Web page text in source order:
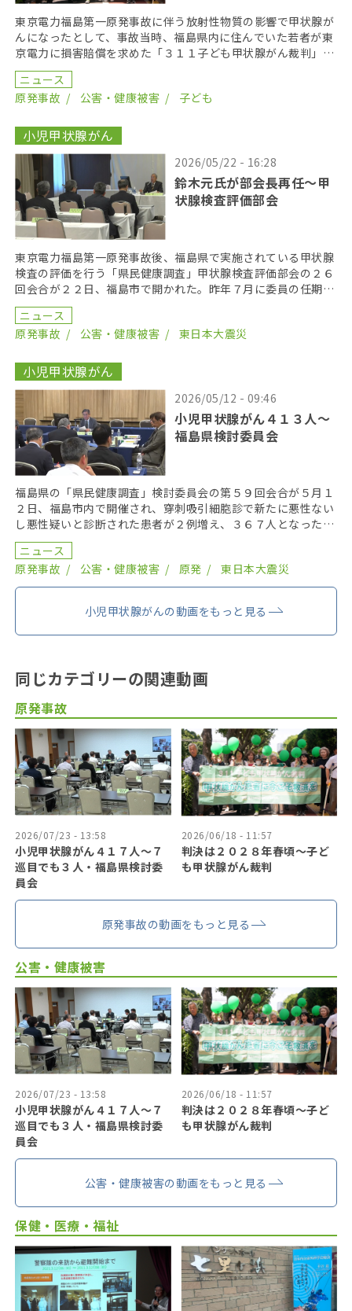
東京電力福島第一原発事故に伴う放射性物質の影響で甲状腺が
んになったとして、事故当時、福島県内に住んでいた若者が東
京電力に損害賠償を求めた「３１１子ども甲状腺がん裁判」の
第１８回口頭弁論が２０２６年６月１７日に開かれた。裁 […]
ニュース
原発事故
公害・健康被害 子ども
小児甲状腺がん
2026/05/22 - 16:28
鈴木元氏が部会長再任〜甲
状腺検査評価部会
東京電力福島第一原発事故後、福島県で実施されている甲状腺
検査の評価を行う「県民健康調査」甲状腺検査評価部会の２６
回会合が２２日、福島市で開かれた。昨年７月に委員の任期を
終え、委員が改選されてから初の開催となり、鈴木元保内 […]
ニュース
原発事故
公害・健康被害 東日本大震災
小児甲状腺がん
2026/05/12 - 09:46
小児甲状腺がん４１３人〜
福島県検討委員会
福島県の「県民健康調査」検討委員会の第５９回会合が５月１
２日、福島市内で開催され、穿刺吸引細胞診で新たに悪性ない
し悪性疑いと診断された患者が２例増え、３６７人となった。
２０１９年までにがん登録で把握された集計外の患者４７ […]
ニュース
原発事故
公害・健康被害 原発 東日本大震災
小児甲状腺がんの動画をもっと見る
同じカテゴリーの関連動画
原発事故
2026/07/23 - 13:58
小児甲状腺がん４１７人〜７
巡目でも３人・福島県検討委
員会
2026/06/18 - 11:57
判決は２０２８年春頃〜子ど
も甲状腺がん裁判
原発事故の動画をもっと見る
公害・健康被害
2026/07/23 - 13:58
小児甲状腺がん４１７人〜７
巡目でも３人・福島県検討委
員会
2026/06/18 - 11:57
判決は２０２８年春頃〜子ど
も甲状腺がん裁判
公害・健康被害の動画をもっと見る
保健・医療・福祉